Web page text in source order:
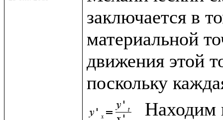
заключается в
материальной
движения этой
поскольку
Находим